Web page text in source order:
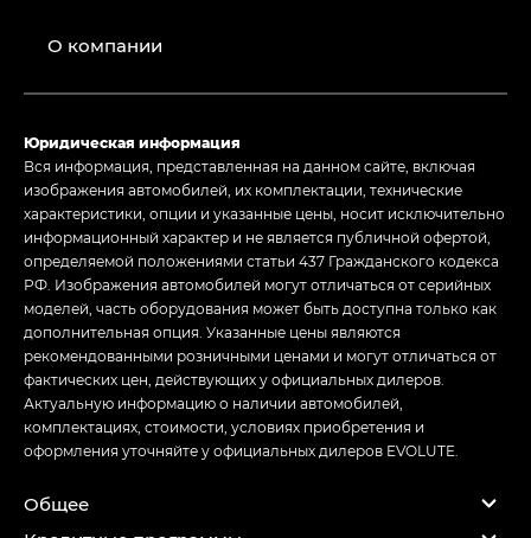
О компании
Юридическая информация
Вся информация, представленная на данном сайте, включая
изображения автомобилей, их комплектации, технические
характеристики, опции и указанные цены, носит исключительно
информационный характер и не является публичной офертой,
определяемой положениями статьи 437 Гражданского кодекса
РФ. Изображения автомобилей могут отличаться от серийных
моделей, часть оборудования может быть доступна только как
дополнительная опция. Указанные цены являются
рекомендованными розничными ценами и могут отличаться от
фактических цен, действующих у официальных дилеров.
Актуальную информацию о наличии автомобилей,
комплектациях, стоимости, условиях приобретения и
оформления уточняйте у официальных дилеров EVOLUTE.
Общее